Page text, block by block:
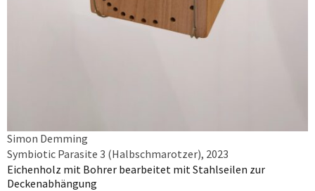
Simon Demming
Symbiotic Parasite 3 (Halbschmarotzer), 2023
Eichenholz mit Bohrer bearbeitet mit Stahlseilen zur
Deckenabhängung